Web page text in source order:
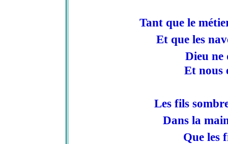
Tant que le
Et que les
Dieu ne
Et nous
Les fils
Dans la
Que les